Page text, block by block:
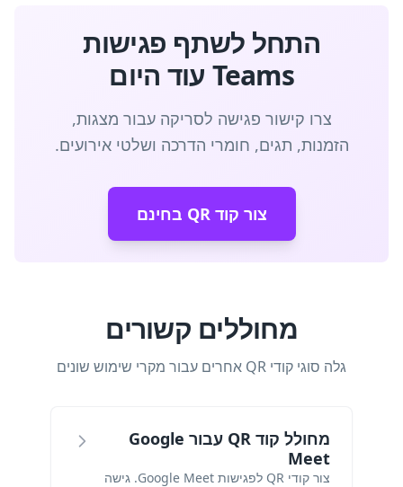
התחל לשתף פגישות
Teams עוד היום
צרו קישור פגישה לסריקה עבור מצגות,
הזמנות, תגים, חומרי הדרכה ושלטי אירועים.
צור קוד QR בחינם
מחוללים קשורים
גלה סוגי קודי QR אחרים עבור מקרי שימוש שונים
מחולל קוד QR עבור Google
Meet
צור קודי QR לפגישות Google Meet. גישה